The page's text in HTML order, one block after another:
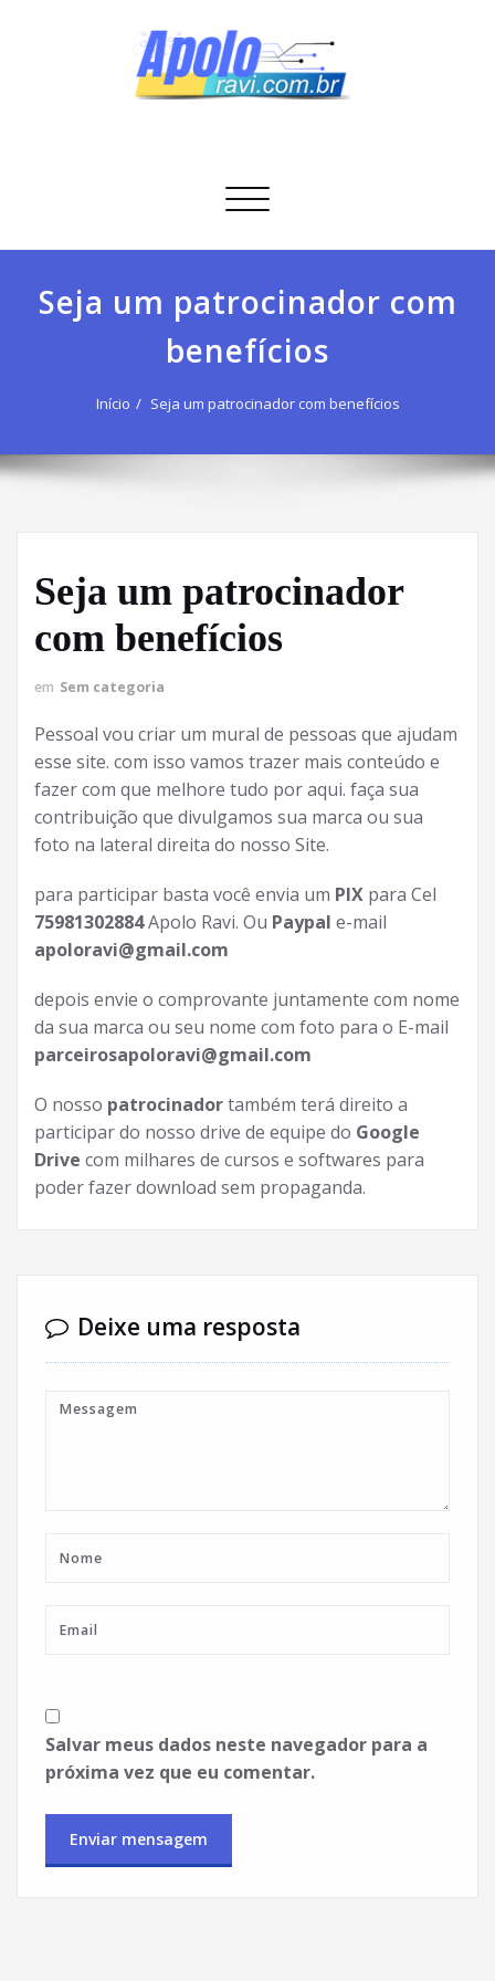
Alternar
Seja um patrocinador com
benefícios
Início Seja um patrocinador com benefícios
Seja um patrocinador
com benefícios
em Sem categoria
Pessoal vou criar um mural de pessoas que ajudam
esse site. com isso vamos trazer mais conteúdo e
fazer com que melhore tudo por aqui. faça sua
contribuição que divulgamos sua marca ou sua
foto na lateral direita do nosso Site.
para participar basta você envia um PIX para Cel
75981302884Apolo Ravi. Ou Paypal e-mail
apoloravi@gmail.com
depois envie o comprovante juntamente com nome
da sua marca ou seu nome com foto para o E-mail
parceirosapoloravi@gmail.com
O nosso patrocinadortambém terá direito a
participar do nosso drive de equipe do Google
Drive com milhares de cursos e softwares para
poder fazer download sem propaganda.
Deixe uma resposta
Salvar meus dados neste navegador para a
próxima vez que eu comentar.